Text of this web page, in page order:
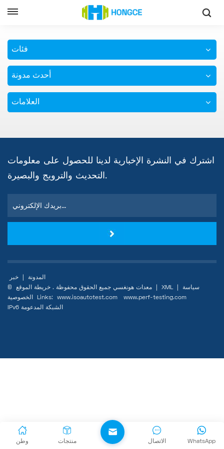
معدات اختبار صندوق الفراغ
فئات
أحدث مدونة
العلامات
اشترك في النشرة الإخبارية لدينا للحصول على معلومات
التحديث والترويج والبصيرة.
المدونة
خبر
© معدات هونغسي جميع الحقوق محفوظة .
XML
سياسة
الخصوصية
Links: www.isoautotest.com
www.perf-testing.com
IPv6 الشبكة المدعومة
وطن منتجات WhatsApp الاتصال